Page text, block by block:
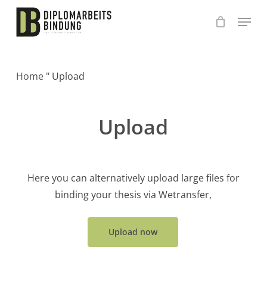
Skip
main
Home" Upload
Upload
Here you can alternatively upload large files for
binding your thesis via Wetransfer,
Upload now